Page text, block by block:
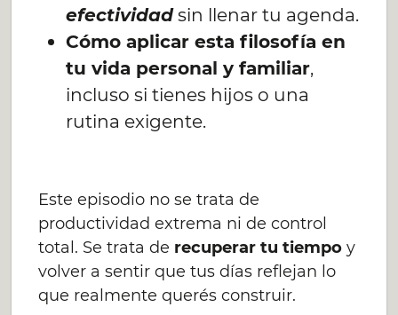
efectividadsin llenar tu agenda.
Cómo aplicar esta filosofía en
tu vida personal y familiar,
incluso si tienes hijos o una
rutina exigente.
Este episodio no se trata de
productividad extrema ni de control
total. Se trata de recuperar tu tiempo y
volver a sentir que tus días reflejan lo
que realmente querés construir.